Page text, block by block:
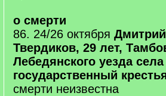
о смерти
86. 24/26 октября
Твердиков, 29 лет,
Лебедянского уезда
государственный
смерти неизвестна